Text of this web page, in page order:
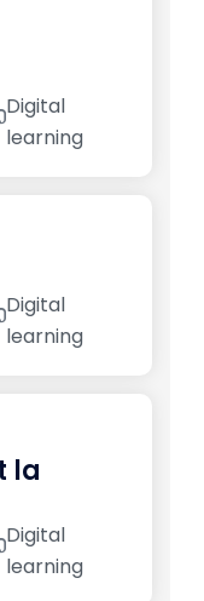
Digital
learning
Digital
learning
la
Digital
learning